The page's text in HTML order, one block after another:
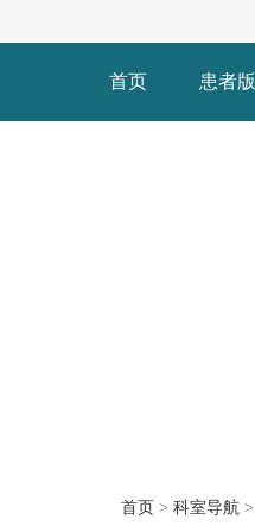
首页 患者版
首页 > 科室导航 >